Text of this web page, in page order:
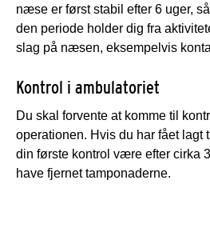
næse er først stabil efter 6 uger,
den periode holder dig fra
slag på næsen, eksempelvis
Kontrol i ambulatoriet
Du skal forvente at komme til
operationen. Hvis du har fået lagt
din første kontrol være efter cirka
have fjernet tamponaderne.